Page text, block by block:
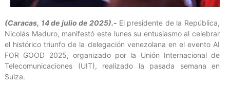
(Caracas, 14 de julio de 2025).- El presidente de la República,
Nicolás Maduro, manifestó este lunes su entusiasmo al celebrar
el histórico triunfo de la delegación venezolana en el evento AI
FOR GOOD 2025, organizado por la Unión Internacional de
Telecomunicaciones (UIT), realizado la pasada semana en
Suiza.